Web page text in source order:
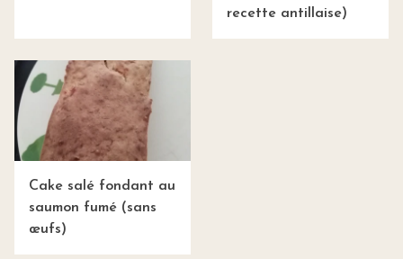
recette antillaise)
Cake salé fondant au
saumon fumé (sans
œufs)